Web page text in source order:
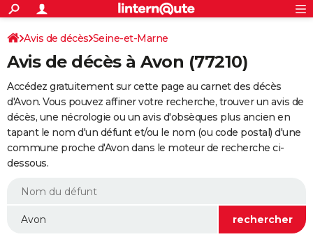
ACTUALITÉS
Politique
Société
Faits Divers
Education
Monde
Villes
+
SPORT
Coupe du monde 2026
Football
Tennis
Cyclisme
Rugby
Forum
Programme TV
TNT
Streaming
Cinéma
Sorties cinéma
Musique
+
FINANCE
Retraite
Epargne
Immobilier
Risques naturels par ville
Assurance
AUTO
Essais
Réserver un essai
Citadines
Berlines
SUV
Forum auto
+
HIGH-TECH
BRICOLAGE
WEEK-END
S'inscrire
Connexion
Avis de décès Seine-et-Marne
Avis de décès à Avon (77210)
Accédez gratuitement sur cette page au carnet des décès
d'Avon. Vous pouvez affiner votre recherche, trouver un avis de
décès, une nécrologie ou un avis d'obsèques plus ancien en
tapant le nom d'un défunt et/ou le nom (ou code postal) d'une
commune proche d'Avon dans le moteur de recherche ci-
dessous.